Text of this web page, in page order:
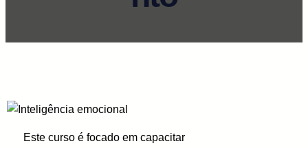
Este curso é focado em capacitar